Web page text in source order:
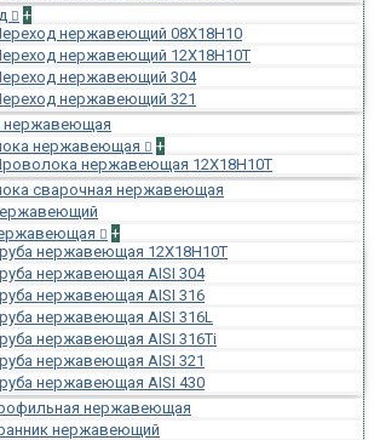
+
нержавеющий 08Х18Н10
нержавеющий 12Х18Н10Т
нержавеющий 304
нержавеющий 321
нержавеющая
нержавеющая
+
нержавеющая 12Х18Н10Т
сварочная нержавеющая
+
нержавеющая 12Х18Н10Т
нержавеющая AISI 304
нержавеющая AISI 316
нержавеющая AISI 316L
нержавеющая AISI 316Ti
нержавеющая AISI 321
нержавеющая AISI 430
нержавеющая
нержавеющий